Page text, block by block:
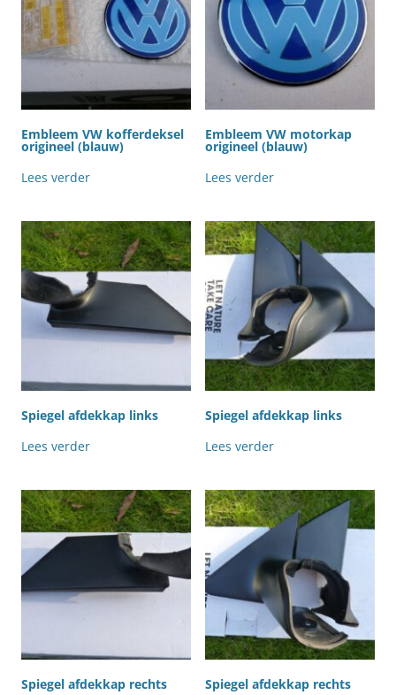
Embleem VW kofferdeksel
origineel (blauw)
Lees verder
Embleem VW motorkap
origineel (blauw)
Lees verder
Spiegel afdekkap links
Lees verder
Spiegel afdekkap links
Lees verder
Spiegel afdekkap rechts
Spiegel afdekkap rechts